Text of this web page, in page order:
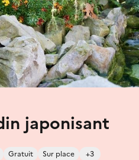
japonisant
Gratuit Sur place +3